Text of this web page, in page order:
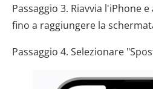
Passaggio 3. Riavvia l'iPhone
fino a raggiungere la
Passaggio 4. Selezionare